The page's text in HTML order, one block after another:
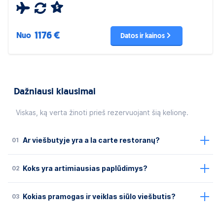
5
Nuo 1176 € Datos ir kainos
Dažniausi klausimai
Viskas, ką verta žinoti prieš rezervuojant šią kelionę.
01 Ar viešbutyje yra a la carte restoranų?
02 Koks yra artimiausias paplūdimys?
03 Kokias pramogas ir veiklas siūlo viešbutis?